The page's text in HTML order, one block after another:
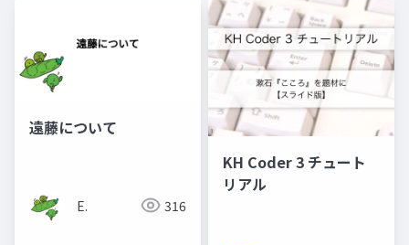
遠藤について
E. 316
KH Coder 3 チュート
リアル